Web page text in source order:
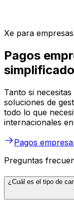
Xe para empresas
Pagos
Tanto si
soluciones de
todo lo que
internacionales
Pagos
Preguntas
¿Cuál es el tipo de